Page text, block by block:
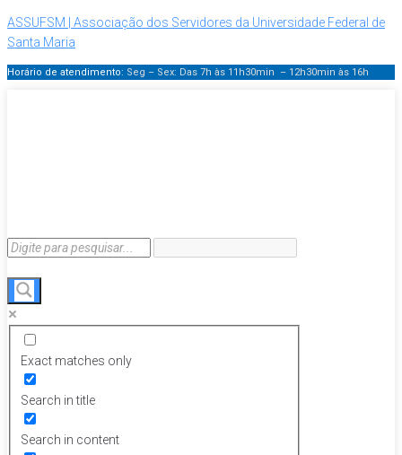
ASSUFSM | Associação dos Servidores da Universidade Federal de
Santa Maria
Horário de atendimento: Seg – Sex: Das 7h às 11h30min – 12h30min às 16h
Exact matches only
Search in title
Search in content